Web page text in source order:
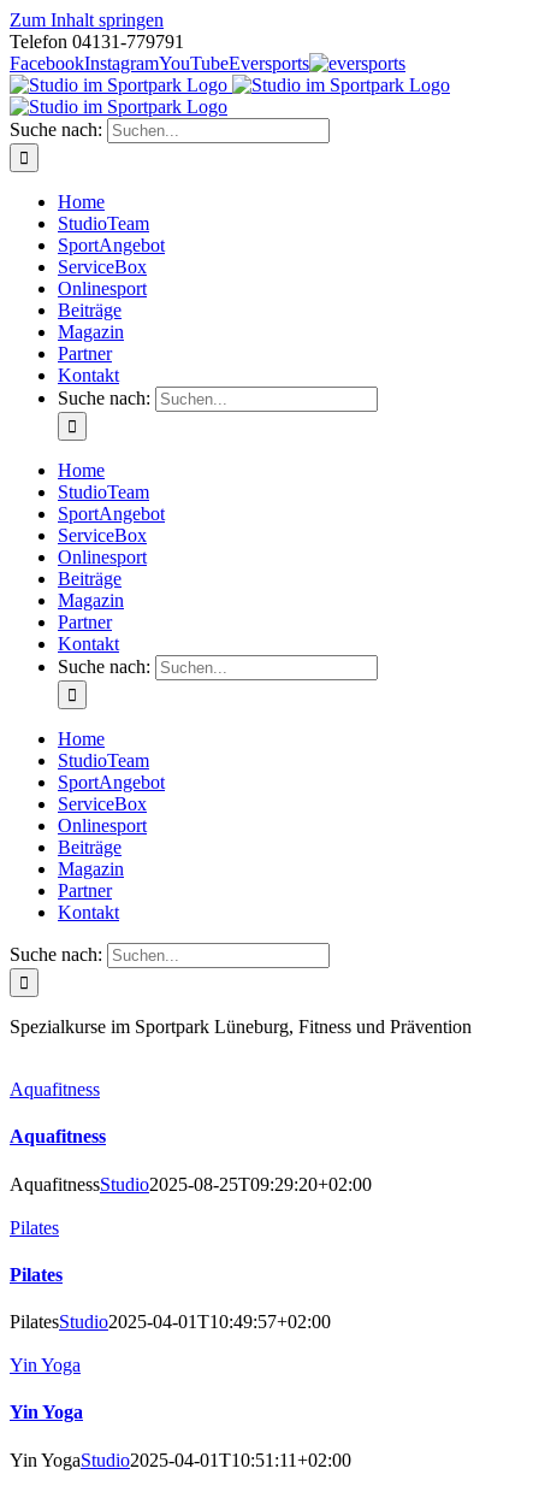
Zum Inhalt springen
Telefon 04131-779791
FacebookInstagramYouTubeEversports
Suche nach:
Home
StudioTeam
SportAngebot
ServiceBox
Onlinesport
Beiträge
Magazin
Partner
Kontakt
Suche nach:
Home
StudioTeam
SportAngebot
ServiceBox
Onlinesport
Beiträge
Magazin
Partner
Kontakt
Suche nach:
Home
StudioTeam
SportAngebot
ServiceBox
Onlinesport
Beiträge
Magazin
Partner
Kontakt
Suche nach:
Spezialkurse im Sportpark Lüneburg, Fitness und Prävention
Aquafitness
Aquafitness
AquafitnessStudio2025-08-25T09:29:20+02:00
Pilates
Pilates
PilatesStudio2025-04-01T10:49:57+02:00
Yin Yoga
Yin Yoga
Yin YogaStudio2025-04-01T10:51:11+02:00